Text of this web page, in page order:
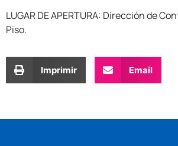
LUGAR DE APERTURA: Dirección de
Piso.
Imprimir Email